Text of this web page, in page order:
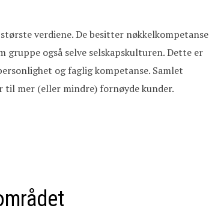
verdiene. De besitter nøkkelkompetanse
gruppe også selve selskapskulturen. Dette er
og faglig kompetanse. Samlet
mer (eller mindre) fornøyde kunder.